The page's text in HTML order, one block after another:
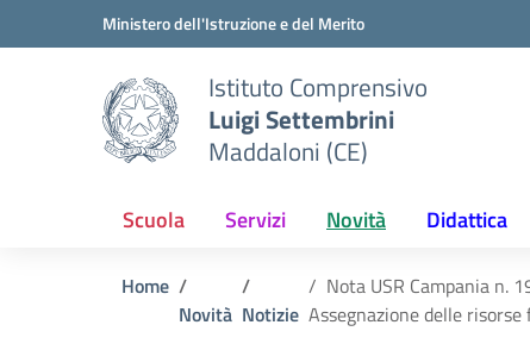
Vai ai contenuti
Vai al menu di navigazioneMinistero dell'Istruzione e del Merito
Istituto Comprensivo
Luigi Settembrini
Maddaloni (CE)
Scuola Servizi Novità Didattica
Home
Novità Notizie
Nota USR Campania n.
Assegnazione delle